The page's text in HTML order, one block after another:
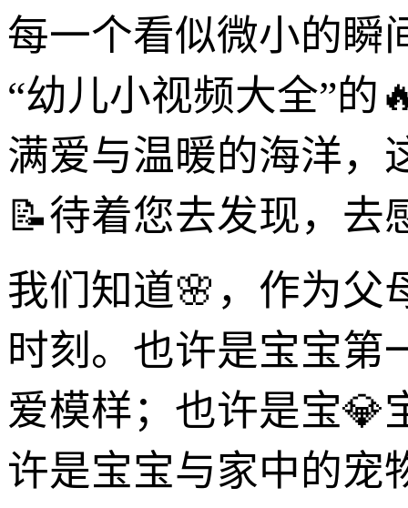
每一个看似微小的瞬
“幼儿小视频大全”的
满爱与温暖的海洋，
📝待着您去发现，去
我们知道🌸，作为父
时刻。也许是宝宝第
爱模样；也许是宝💎
许是宝宝与家中的宠